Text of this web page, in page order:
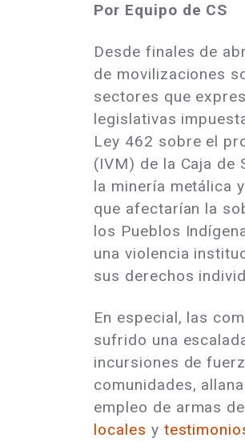
Por Equipo de CS
Desde finales de
de movilizaciones
sectores que
legislativas
Ley 462 sobre el
(IVM) de la Caja de
la minería metálica
que afectarían la
los Pueblos
una violencia
sus derechos
En especial, las
sufrido una
incursiones de
comunidades,
empleo de armas
locales y